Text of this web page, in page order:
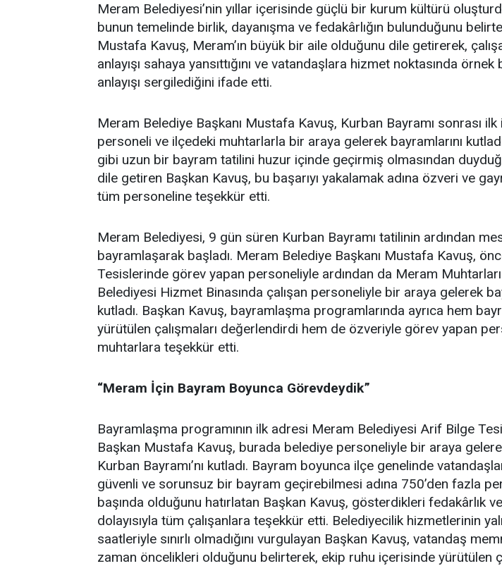
Meram Belediyesi’nin yıllar içerisinde güçlü bir kurum kültürü
bunun temelinde birlik, dayanışma ve fedakârlığın bulunduğunu
Mustafa Kavuş, Meram’ın büyük bir aile olduğunu dile getirerek,
anlayışı sahaya yansıttığını ve vatandaşlara hizmet noktasında
anlayışı sergilediğini ifade etti.
Meram Belediye Başkanı Mustafa Kavuş, Kurban Bayramı sonrası
personeli ve ilçedeki muhtarlarla bir araya gelerek bayramlarını
gibi uzun bir bayram tatilini huzur içinde geçirmiş olmasından
dile getiren Başkan Kavuş, bu başarıyı yakalamak adına özveri ve
tüm personeline teşekkür etti.
Meram Belediyesi, 9 gün süren Kurban Bayramı tatilinin ardından
bayramlaşarak başladı. Meram Belediye Başkanı Mustafa Kavuş,
Tesislerinde görev yapan personeliyle ardından da Meram
Belediyesi Hizmet Binasında çalışan personeliyle bir araya gelerek
kutladı. Başkan Kavuş, bayramlaşma programlarında ayrıca hem
yürütülen çalışmaları değerlendirdi hem de özveriyle görev yapan
muhtarlara teşekkür etti.
“Meram İçin Bayram Boyunca Görevdeydik”
Bayramlaşma programının ilk adresi Meram Belediyesi Arif Bilge
Başkan Mustafa Kavuş, burada belediye personeliyle bir araya
Kurban Bayramı’nı kutladı. Bayram boyunca ilçe genelinde
güvenli ve sorunsuz bir bayram geçirebilmesi adına 750’den fazla
başında olduğunu hatırlatan Başkan Kavuş, gösterdikleri fedakârlık
dolayısıyla tüm çalışanlara teşekkür etti. Belediyecilik hizmetlerinin
saatleriyle sınırlı olmadığını vurgulayan Başkan Kavuş, vatandaş
zaman öncelikleri olduğunu belirterek, ekip ruhu içerisinde yürütülen